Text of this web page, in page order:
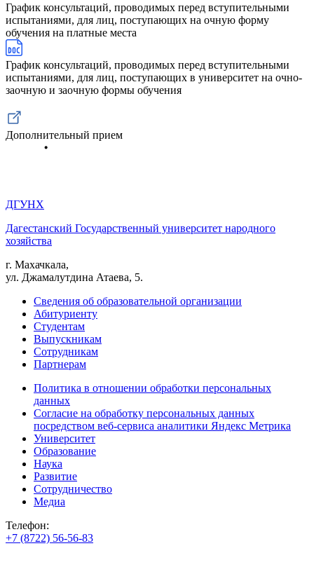
График консультаций, проводимых перед вступительными
испытаниями, для лиц, поступающих на очную форму
обучения на платные места
График консультаций, проводимых перед вступительными
испытаниями, для лиц, поступающих в университет на очно-
заочную и заочную формы обучения
Дополнительный прием
ДГУНХ
Дагестанский Государственный университет народного
хозяйства
г. Махачкала,
ул. Джамалутдина Атаева, 5.
Сведения об образовательной организации
Абитуриенту
Студентам
Выпускникам
Сотрудникам
Партнерам
Политика в отношении обработки персональных
данных
Согласие на обработку персональных данных
посредством веб-сервиса аналитики Яндекс Метрика
Университет
Образование
Наука
Развитие
Сотрудничество
Медиа
Телефон:
+7 (8722) 56-56-83